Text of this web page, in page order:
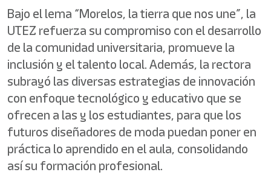
Bajo el lema “Morelos, la tierra que nos une”, la
UTEZ refuerza su compromiso con el desarrollo
de la comunidad universitaria, promueve la
inclusión y el talento local. Además, la rectora
subrayó las diversas estrategias de innovación
con enfoque tecnológico y educativo que se
ofrecen a las y los estudiantes, para que los
futuros diseñadores de moda puedan poner en
práctica lo aprendido en el aula, consolidando
así su formación profesional.